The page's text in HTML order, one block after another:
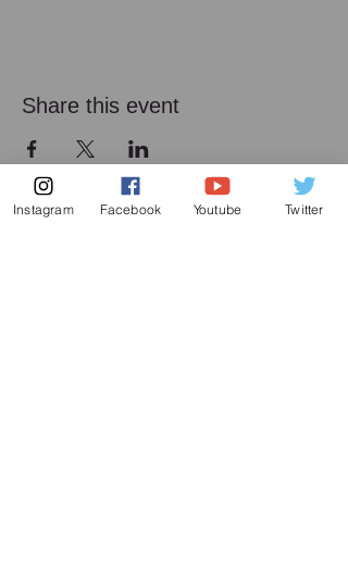
Share this event
Instagram Facebook Youtube Twitter